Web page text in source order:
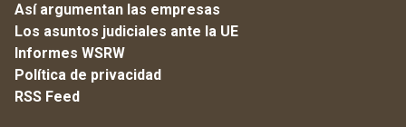
Así argumentan las empresas
Los asuntos judiciales ante la UE
Informes WSRW
Política de privacidad
RSS Feed